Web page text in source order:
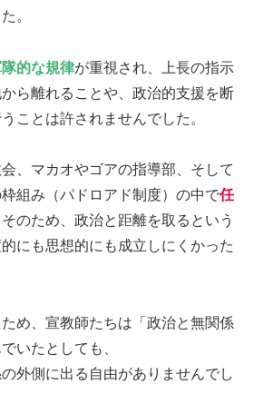
。
的な規律が重視され、上長の指示
ら離れることや、政治的支援を断
ことは許されませんでした。
、マカオやゴアの指導部、そして
組み（パドロアド制度）の中で任
のため、政治と距離を取るという
にも思想的にも成立しにくかった
め、宣教師たちは「政治と無関係
いたとしても、
外側に出る自由がありませんでし